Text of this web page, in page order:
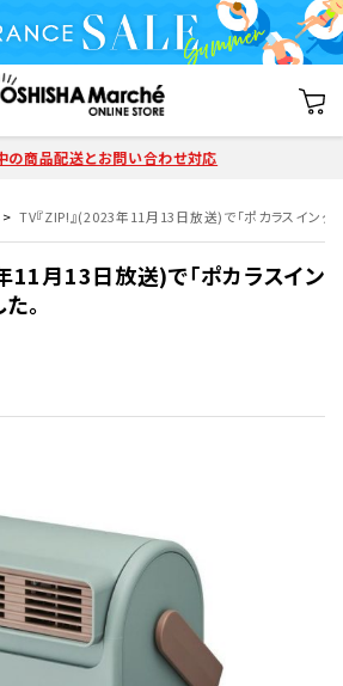
の商品配送とお問い合わせ対応
TV『ZIP!』(2023年11月13日放送)で「ポカラスイング
11月13日放送)で「ポカラスイン
。